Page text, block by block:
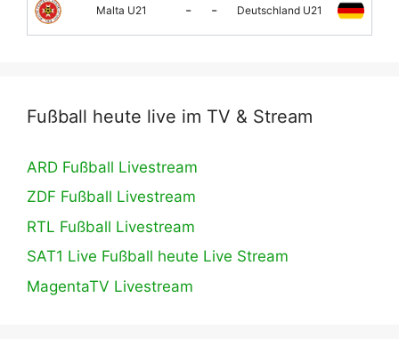
Malta U21 - - Deutschland U21
Fußball heute live im TV & Stream
ARD Fußball Livestream
ZDF Fußball Livestream
RTL Fußball Livestream
SAT1 Live Fußball heute Live Stream
MagentaTV Livestream